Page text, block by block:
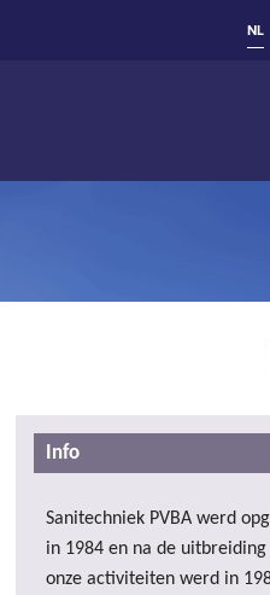
NL
Info
Sanitechniek PVBA werd
in 1984 en na de uitbreiding
onze activiteiten werd in